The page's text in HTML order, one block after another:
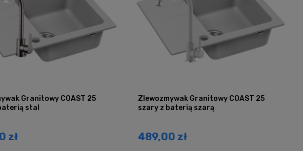
Granitowy COAST 25
stal
zł
Zlewozmywak Granitowy COAST 25
szary z baterią szarą
489,00 zł